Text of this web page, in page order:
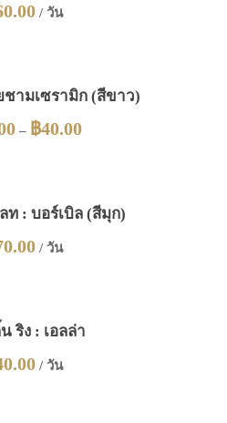
/ วัน
ามเซรามิก (สีขาว)
– ฿40.00
ท : บอร์เบิล (สีมุก)
/ วัน
ริง : เอลล่า
/ วัน